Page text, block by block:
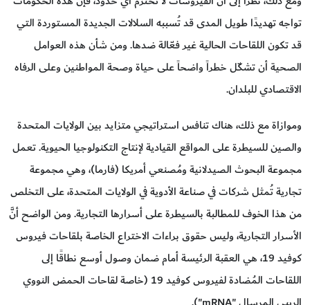
تواجه تهديدًا طويل المدى قد تُسببه السلالات الجديدة المستوردة التي
قد تكون اللقاحات الحالية غير فعّالة ضدها. ومن شأن هذه العوامل
الصحية أن تشكّل خطراً واضحاً على حياة وصحة المواطنين وعلى الرفاه
الاقتصادي للبلدان.
وموازاة مع ذلك، هناك تنافس استراتيجي متزايد بين الولايات المتحدة
والصين للسيطرة على المواقع القيادية لإنتاج التكنولوجيا الحيوية. تعمل
مجموعة البحوث الصيدلانية ومُصنعي أمريكا (فارما)، وهي مجموعة
تجارية تُمثل شركات في صناعة الأدوية في الولايات المتحدة، على التخلص
من هذا الخوف للمطالبة بالسيطرة على أسرارها التجارية. ومن الواضح أنَّ
الأسرار التجارية، وليس حقوق براءات الاختراع الخاصة بلقاحات فيروس
كوفيد 19، هي العقبة الرئيسة أمام ضمان وصول أوسع نطاقًا إلى
اللقاحات المُضادة لفيروس كوفيد 19 (خاصة لقاحات الحمض النووي